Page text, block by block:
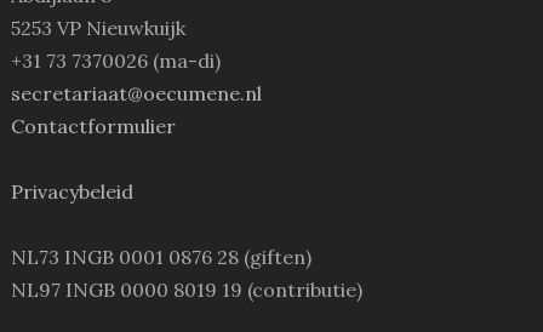
5253 VP Nieuwkuijk
+31 73 7370026 (ma-di)
secretariaat@oecumene.nl
Contactformulier
Privacybeleid
NL73 INGB 0001 0876 28 (giften)
NL97 INGB 0000 8019 19 (contributie)